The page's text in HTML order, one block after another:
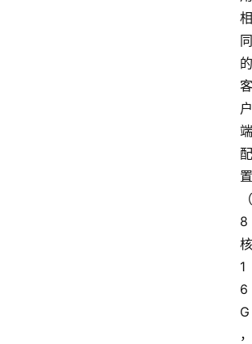
相
同
的
客
户
端
配
置
（
8
核
1
6
G
，